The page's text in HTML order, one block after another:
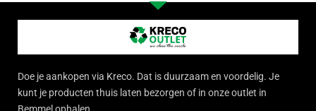
Doe je aankopen via Kreco. Dat is duurzaam en voordelig. Je
kunt je producten thuis laten bezorgen of in onze outlet in